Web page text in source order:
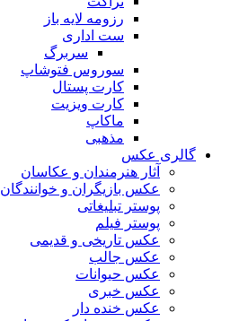
رزومه لایه باز
ست اداری
سربرگ
سوروس فتوشاپ
کارت پستال
کارت ویزیت
ماکاپ
مذهبی
گالری عکس
آثار هنرمندان و عکاسان
عکس بازیگران و خوانندگان
پوستر تبلیغاتی
پوستر فیلم
عکس تاریخی و قدیمی
عکس جالب
عکس حیوانات
عکس خبری
عکس خنده دار